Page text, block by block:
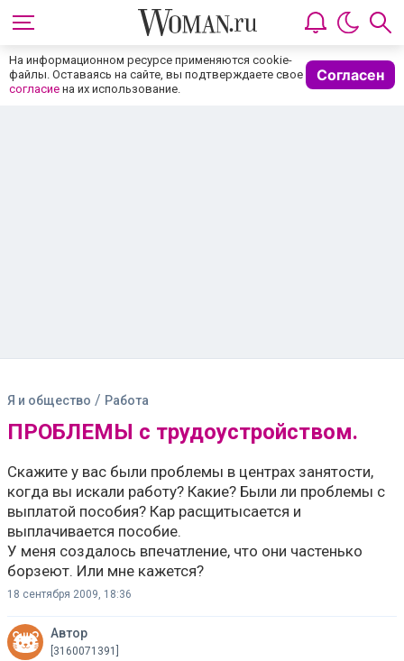
На информационном ресурсе применяются cookie-
файлы. Оставаясь на сайте, вы подтверждаете свое
согласие на их использование.
Согласен
Я и общество / Работа
ПРОБЛЕМЫ с трудоустройством.
Скажите у вас были проблемы в центрах занятости,
когда вы искали работу? Какие? Были ли проблемы с
выплатой пособия? Кар расщитысается и
выплачивается пособие.
У меня создалось впечатление, что они частенько
борзеют. Или мне кажется?
18 сентября 2009, 18:36
Автор
[3160071391]